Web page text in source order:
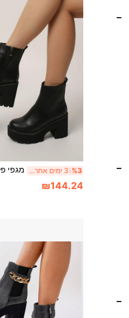
%3 3 ימים אחרונים
₪144.24